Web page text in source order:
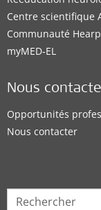
Centre scientifique
Communauté
myMED‑EL
Nous
Opportunités
Nous contacter